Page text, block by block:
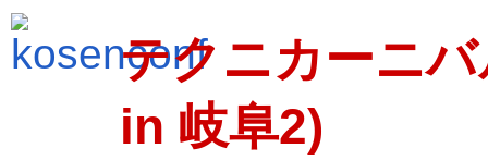
テクニカーニ
in 岐阜2)